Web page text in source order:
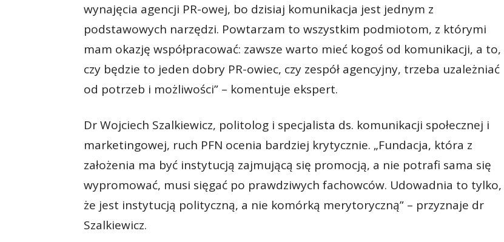
wynajęcia agencji PR-owej, bo dzisiaj komunikacja jest jednym z
podstawowych narzędzi. Powtarzam to wszystkim podmiotom, z którymi
mam okazję współpracować: zawsze warto mieć kogoś od komunikacji, a to,
czy będzie to jeden dobry PR-owiec, czy zespół agencyjny, trzeba uzależniać
od potrzeb i możliwości” – komentuje ekspert.
Dr Wojciech Szalkiewicz, politolog i specjalista ds. komunikacji społecznej i
marketingowej, ruch PFN ocenia bardziej krytycznie. „Fundacja, która z
założenia ma być instytucją zajmującą się promocją, a nie potrafi sama się
wypromować, musi sięgać po prawdziwych fachowców. Udowadnia to tylko,
że jest instytucją polityczną, a nie komórką merytoryczną” – przyznaje dr
Szalkiewicz.